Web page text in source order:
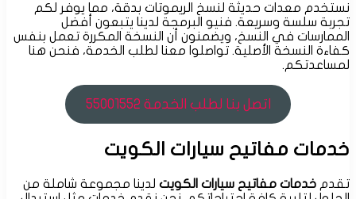
نستخدم معدات حديثة لنسخ الريموتات بدقة، مما يوفر لكم
تجربة سلسة وسريعة. فنيو البرمجة لدينا يتبعون أفضل
الممارسات في النسخ، ويضمنون أن النسخة المكررة تعمل بنفس
كفاءة النسخة الأصلية. تواصلوا معنا لطلب الخدمة، فنحن هنا
لمساعدتكم.
اتصل بنا لطلب الخدمة 55001552
خدمات مفاتيح سيارات الكويت
تقدم خدمات مفاتيح سيارات الكويت لدينا مجموعة شاملة من